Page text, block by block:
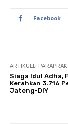
Facebook
ARTIKULLI PARAPRAK
Siaga Idul Adha,
Kerahkan 3.716
Jateng-DIY